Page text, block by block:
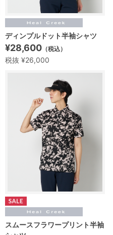
ディンプルドット半袖シャツ
¥28,600 （税込）
税抜 ¥26,000
スムースフラワープリント半袖